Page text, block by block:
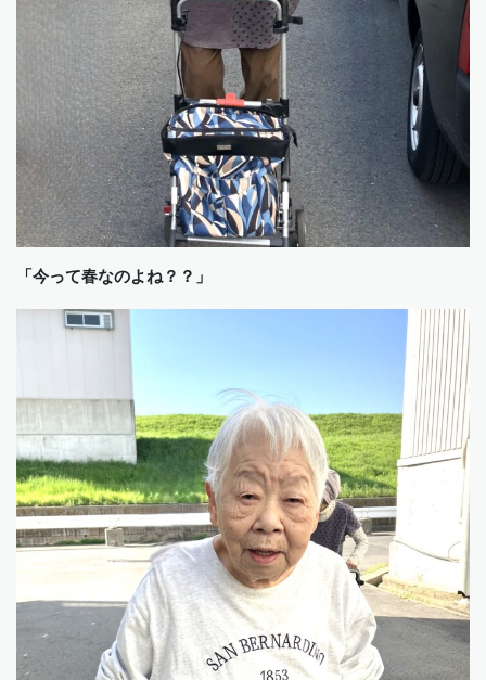
「今って春なのよね？？」